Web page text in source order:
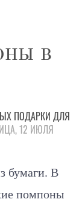
в
ПОДАРКИ ДЛЯ
12 ИЮЛЯ
бумаги. В
помпоны